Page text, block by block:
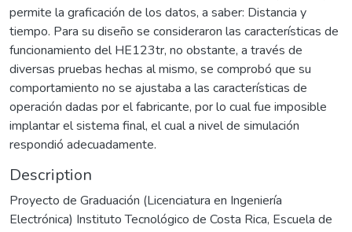
permite la graficación de los datos, a saber: Distancia y
tiempo. Para su diseño se consideraron las características de
funcionamiento del HE123tr, no obstante, a través de
diversas pruebas hechas al mismo, se comprobó que su
comportamiento no se ajustaba a las características de
operación dadas por el fabricante, por lo cual fue imposible
implantar el sistema final, el cual a nivel de simulación
respondió adecuadamente.
Description
Proyecto de Graduación (Licenciatura en Ingeniería
Electrónica) Instituto Tecnológico de Costa Rica, Escuela de